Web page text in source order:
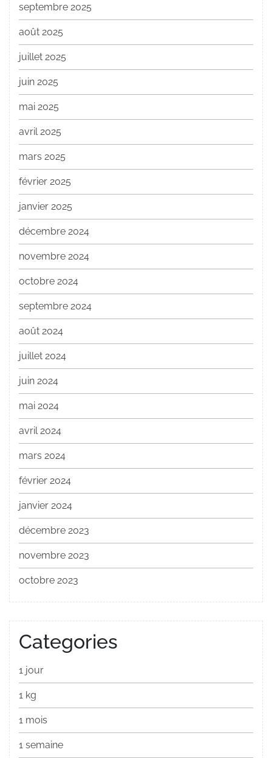
septembre 2025
août 2025
juillet 2025
juin 2025
mai 2025
avril 2025
mars 2025
février 2025
janvier 2025
décembre 2024
novembre 2024
octobre 2024
septembre 2024
août 2024
juillet 2024
juin 2024
mai 2024
avril 2024
mars 2024
février 2024
janvier 2024
décembre 2023
novembre 2023
octobre 2023
Categories
1 jour
1 kg
1 mois
1 semaine